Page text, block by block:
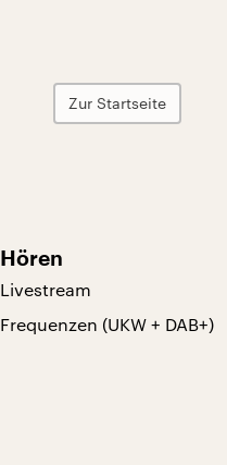
Zur Startseite
Hören
Livestream
Frequenzen (UKW + DAB+)